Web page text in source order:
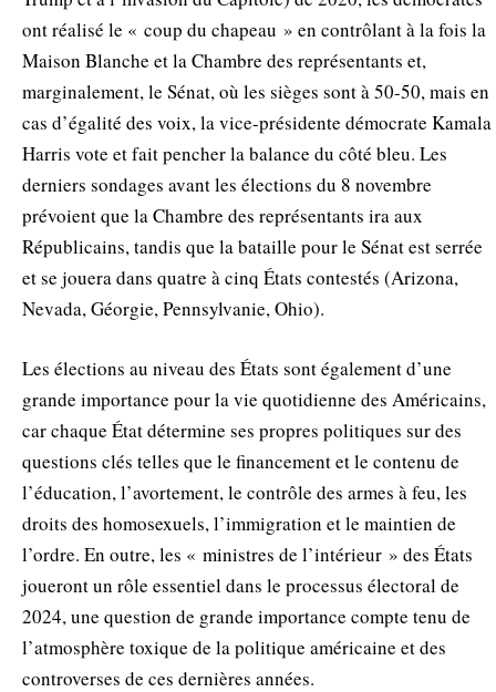
ont réalisé le « coup du chapeau » en contrôlant à la fois la
Maison Blanche et la Chambre des représentants et,
marginalement, le Sénat, où les sièges sont à 50-50, mais en
cas d’égalité des voix, la vice-présidente démocrate Kamala
Harris vote et fait pencher la balance du côté bleu. Les
derniers sondages avant les élections du 8 novembre
prévoient que la Chambre des représentants ira aux
Républicains, tandis que la bataille pour le Sénat est serrée
et se jouera dans quatre à cinq États contestés (Arizona,
Nevada, Géorgie, Pennsylvanie, Ohio).
Les élections au niveau des États sont également d’une
grande importance pour la vie quotidienne des Américains,
car chaque État détermine ses propres politiques sur des
questions clés telles que le financement et le contenu de
l’éducation, l’avortement, le contrôle des armes à feu, les
droits des homosexuels, l’immigration et le maintien de
l’ordre. En outre, les « ministres de l’intérieur » des États
joueront un rôle essentiel dans le processus électoral de
2024, une question de grande importance compte tenu de
l’atmosphère toxique de la politique américaine et des
controverses de ces dernières années.